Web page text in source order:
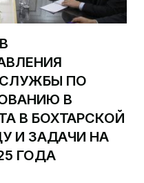
ПО
В
В БОХТАРСКОЙ
И ЗАДАЧИ НА
ГОДА